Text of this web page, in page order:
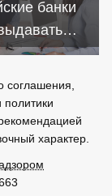
банки
без
соглашения,
характер.